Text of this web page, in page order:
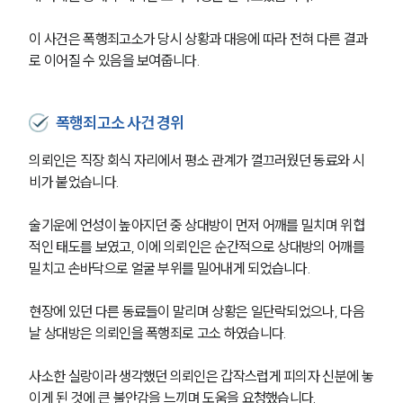
이 사건은 폭행죄고소가 당시 상황과 대응에 따라 전혀 다른 결과
로 이어질 수 있음을 보여줍니다.
폭행죄고소 사건 경위
의뢰인은 직장 회식 자리에서 평소 관계가 껄끄러웠던 동료와 시
비가 붙었습니다.
술기운에 언성이 높아지던 중 상대방이 먼저 어깨를 밀치며 위협
적인 태도를 보였고, 이에 의뢰인은 순간적으로 상대방의 어깨를
밀치고 손바닥으로 얼굴 부위를 밀어내게 되었습니다.
현장에 있던 다른 동료들이 말리며 상황은 일단락되었으나, 다음
날 상대방은 의뢰인을 폭행죄로 고소 하였습니다.
사소한 실랑이라 생각했던 의뢰인은 갑작스럽게 피의자 신분에 놓
이게 된 것에 큰 불안감을 느끼며 도움을 요청했습니다.